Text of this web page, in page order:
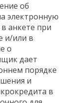
об
электронную
анкете при
и/или в
о
дает
порядке
и
в